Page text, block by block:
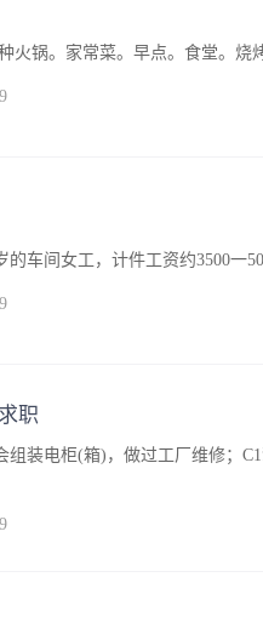
火锅。家常菜。早点。食堂。烧
的车间女工，计件工资约3500一
职
组装电柜(箱)，做过工厂维修；